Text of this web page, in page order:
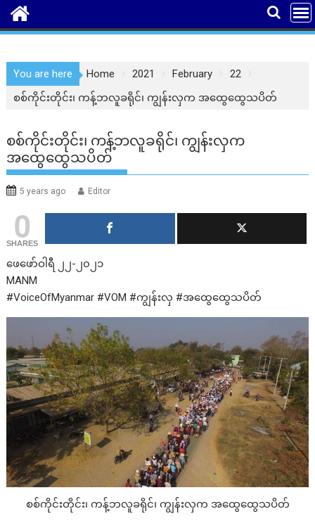
You are here Home 2021 February
22
စစ်ကိုင်းတိုင်း၊ ကန့်ဘလူခရိုင်၊ ကျွန်းလှက အထွေထွေသပိတ်
စစ်ကိုင်းတိုင်း၊ ကန့်ဘလူခရိုင်၊ ကျွန်းလှက
အထွေထွေသပိတ်
5 years ago Editor
0
SHARES
ဖေဖော်ဝါရီ ၂၂-၂၀၂၁
MANM
#VoiceOfMyanmar #VOM #ကျွန်းလှ #အထွေထွေသပိတ်
စစ်ကိုင်းတိုင်း၊ ကန့်ဘလူခရိုင်၊ ကျွန်းလှက အထွေထွေသပိတ်